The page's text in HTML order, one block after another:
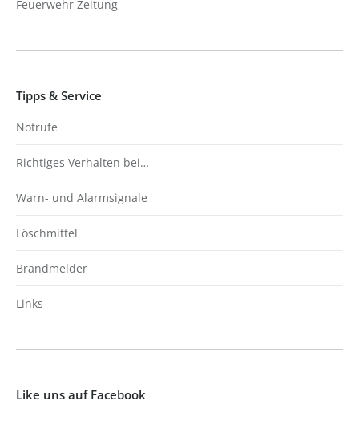
Feuerwehr Zeitung
Tipps & Service
Notrufe
Richtiges Verhalten bei…
Warn- und Alarmsignale
Löschmittel
Brandmelder
Links
Like uns auf Facebook